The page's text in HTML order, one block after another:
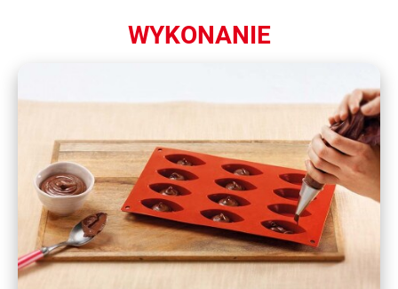
WYKONANIE